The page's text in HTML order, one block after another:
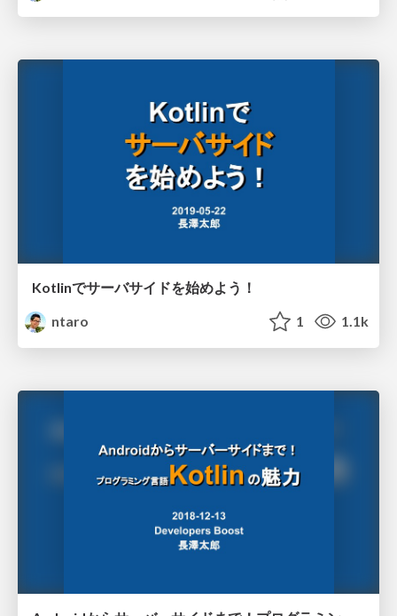
Kotlinでサーバサイドを始めよう！
ntaro
1 1.1k